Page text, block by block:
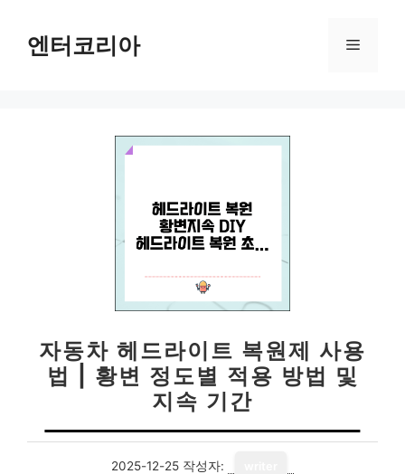
엔터코리아 메
자동차 헤드라이트 복원제 사용
법 | 황변 정도별 적용 방법 및
지속 기간
2025-12-25 작성자: